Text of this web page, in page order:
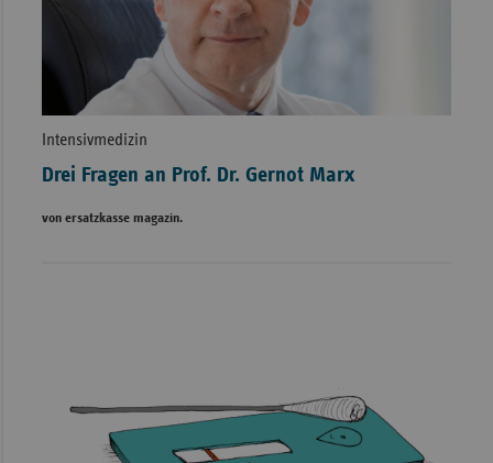
Intensivmedizin
Drei Fragen an Prof. Dr. Gernot Marx
von ersatzkasse magazin.